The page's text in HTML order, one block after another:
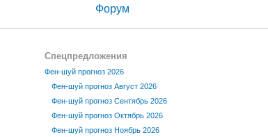
Форум
Спецпредложения
Фен-шуй прогноз 2026
Фен-шуй прогноз Август 2026
Фен-шуй прогноз Сентябрь 2026
Фен-шуй прогноз Октябрь 2026
Фен-шуй прогноз Ноябрь 2026